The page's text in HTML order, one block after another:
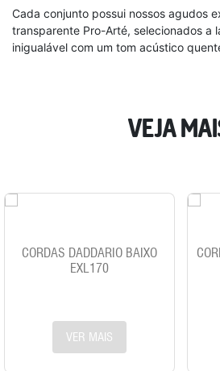
Cada conjunto possui nossos agudos
transparente Pro-Arté, selecionados a
inigualável com um tom acústico
VEJA
CORDAS DADDARIO BAIXO
EXL170
VER MAIS